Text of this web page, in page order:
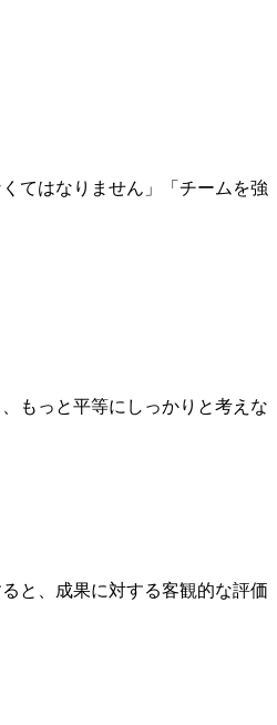
てはなりません」「チームを強
もっと平等にしっかりと考えな
と、成果に対する客観的な評価